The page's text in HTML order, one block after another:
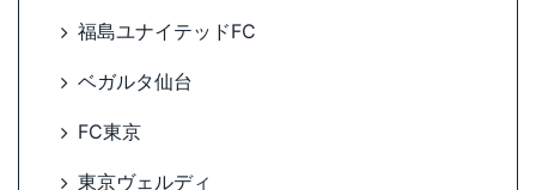
福島ユナイテッドFC
ベガルタ仙台
FC東京
東京ヴェルディ